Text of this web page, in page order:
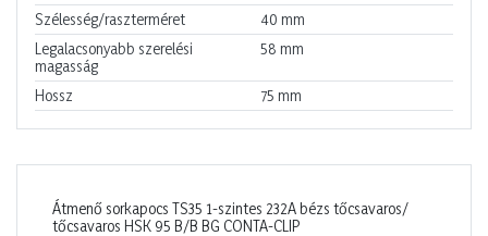
Szélesség/raszterméret 40 mm
Legalacsonyabb szerelési
magasság
58 mm
Hossz 75 mm
Átmenő sorkapocs TS35 1-szintes 232A bézs tőcsavaros/
tőcsavaros HSK 95 B/B BG CONTA-CLIP